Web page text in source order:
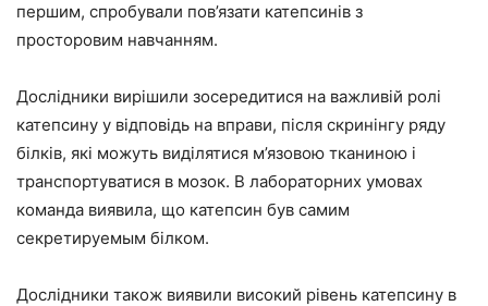
першим, спробували пов’язати катепсинів з
просторовим навчанням.
Дослідники вирішили зосередитися на важливій ролі
катепсину у відповідь на вправи, після скринінгу ряду
білків, які можуть виділятися м’язовою тканиною і
транспортуватися в мозок. В лабораторних умовах
команда виявила, що катепсин був самим
секретируемым білком.
Дослідники також виявили високий рівень катепсину в